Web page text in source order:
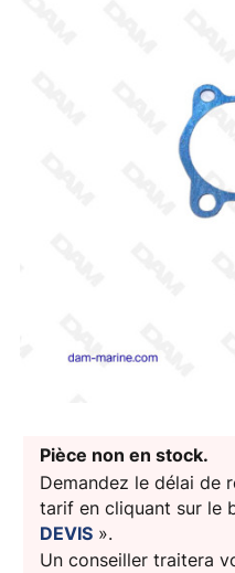
Pièce non en stock.
Demandez le délai de
tarif en cliquant sur le
DEVIS».
Un conseiller traitera